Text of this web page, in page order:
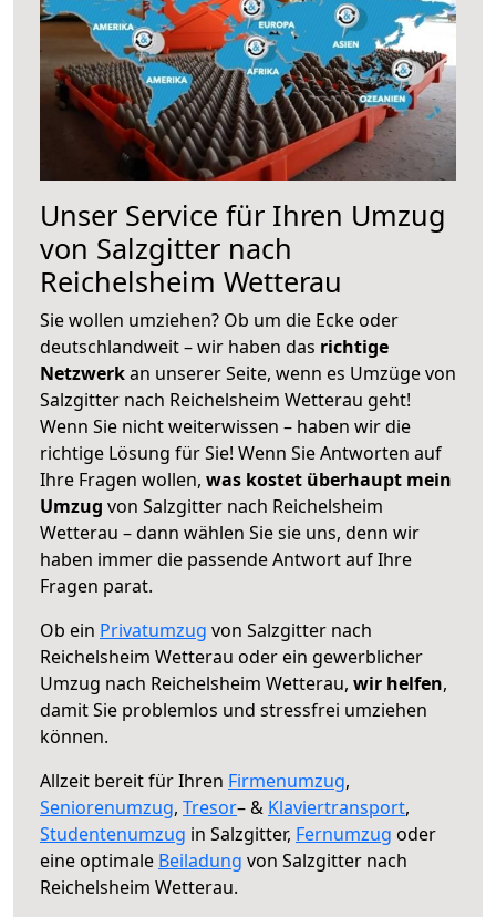
Unser Service für Ihren Umzug
von Salzgitter nach
Reichelsheim Wetterau
Sie wollen umziehen? Ob um die Ecke oder
deutschlandweit – wir haben das richtige
Netzwerkan unserer Seite, wenn es Umzüge von
Salzgitter nach Reichelsheim Wetterau geht!
Wenn Sie nicht weiterwissen – haben wir die
richtige Lösung für Sie! Wenn Sie Antworten auf
Ihre Fragen wollen, was kostet überhaupt mein
Umzug von Salzgitter nach Reichelsheim
Wetterau – dann wählen Sie sie uns, denn wir
haben immer die passende Antwort auf Ihre
Fragen parat.
Ob ein Privatumzug von Salzgitter nach
Reichelsheim Wetterau oder ein gewerblicher
Umzug nach Reichelsheim Wetterau, wir helfen,
damit Sie problemlos und stressfrei umziehen
können.
Allzeit bereit für Ihren Firmenumzug,
Seniorenumzug, Tresor– & Klaviertransport,
Studentenumzug in Salzgitter, Fernumzug oder
eine optimale Beiladung von Salzgitter nach
Reichelsheim Wetterau.